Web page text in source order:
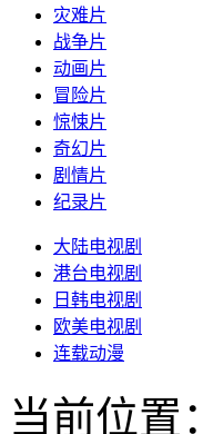
灾难片
战争片
动画片
冒险片
惊悚片
奇幻片
剧情片
纪录片
大陆电视剧
港台电视剧
日韩电视剧
欧美电视剧
连载动漫
当前位置：